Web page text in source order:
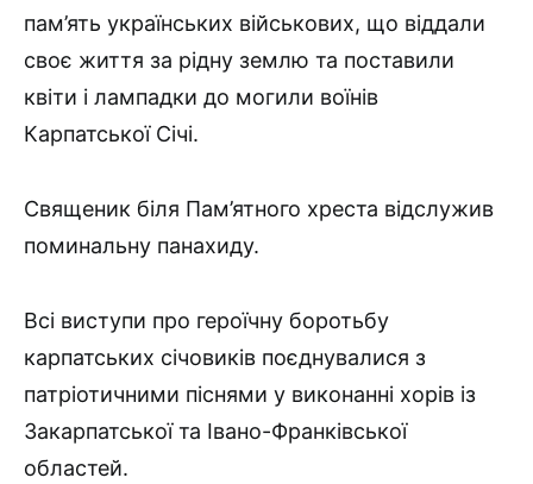
пам’ять українських військових, що віддали
своє життя за рідну землю та поставили
квіти і лампадки до могили воїнів
Карпатської Січі.
Священик біля Пам’ятного хреста відслужив
поминальну панахиду.
Всі виступи про героїчну боротьбу
карпатських січовиків поєднувалися з
патріотичними піснями у виконанні хорів із
Закарпатської та Івано-Франківської
областей.